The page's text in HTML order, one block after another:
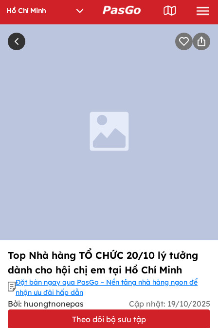
Top Nhà hàng TỔ CHỨC 20/10 lý tưởng
dành cho hội chị em tại Hồ Chí Minh
Đặt bàn ngay qua PasGo – Nền tảng nhà hàng ngon để
nhận ưu đãi hấp dẫn
Bởi: huongtnonepas Cập nhật: 19/10/2025
Theo dõi bộ sưu tập